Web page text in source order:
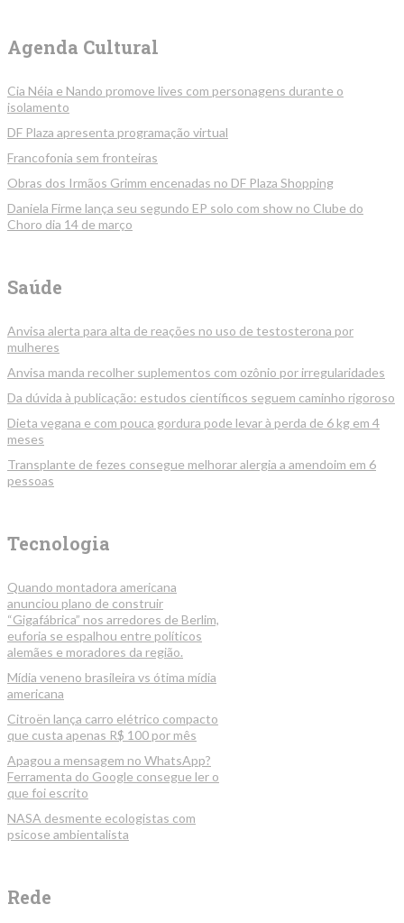
Agenda Cultural
Cia Néia e Nando promove lives com personagens durante o
isolamento
DF Plaza apresenta programação virtual
Francofonia sem fronteiras
Obras dos Irmãos Grimm encenadas no DF Plaza Shopping
Daniela Firme lança seu segundo EP solo com show no Clube do
Choro dia 14 de março
Saúde
Anvisa alerta para alta de reações no uso de testosterona por
mulheres
Anvisa manda recolher suplementos com ozônio por irregularidades
Da dúvida à publicação: estudos científicos seguem caminho rigoroso
Dieta vegana e com pouca gordura pode levar à perda de 6 kg em 4
meses
Transplante de fezes consegue melhorar alergia a amendoim em 6
pessoas
Tecnologia
Quando montadora americana
anunciou plano de construir
“Gigafábrica” nos arredores de Berlim,
euforia se espalhou entre políticos
alemães e moradores da região.
Mídia veneno brasileira vs ótima mídia
americana
Citroën lança carro elétrico compacto
que custa apenas R$ 100 por mês
Apagou a mensagem no WhatsApp?
Ferramenta do Google consegue ler o
que foi escrito
NASA desmente ecologistas com
psicose ambientalista
Rede